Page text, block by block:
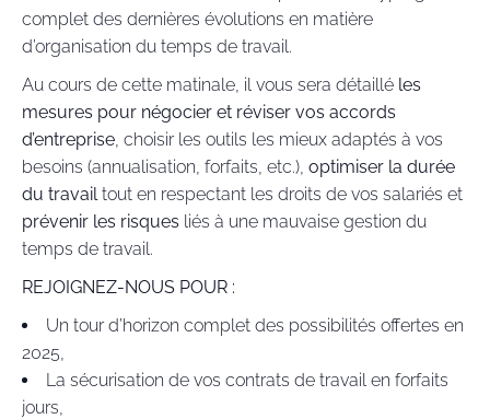
complet des dernières évolutions en matière
d’organisation du temps de travail.
Au cours de cette matinale, il vous sera détaillé les
mesures pour négocier et réviser vos accords
d’entreprise , choisir les outils les mieux adaptés à vos
besoins (annualisation, forfaits, etc.), optimiser la durée
du travail tout en respectant les droits de vos salariés et
prévenir les risques liés à une mauvaise gestion du
temps de travail.
REJOIGNEZ-NOUS POUR :
Un tour d’horizon complet des possibilités offertes en
2025,
La sécurisation de vos contrats de travail en forfaits
jours,